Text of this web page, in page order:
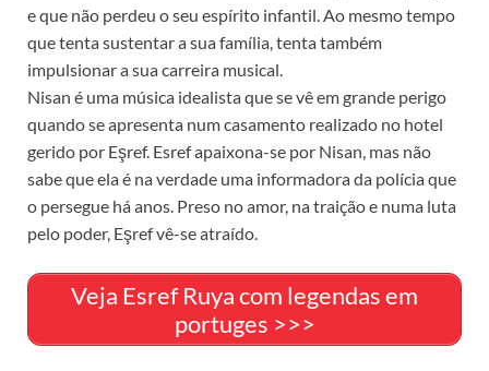
e que não perdeu o seu espírito infantil. Ao mesmo tempo
que tenta sustentar a sua família, tenta também
impulsionar a sua carreira musical.
Nisan é uma música idealista que se vê em grande perigo
quando se apresenta num casamento realizado no hotel
gerido por Eşref. Esref apaixona-se por Nisan, mas não
sabe que ela é na verdade uma informadora da polícia que
o persegue há anos. Preso no amor, na traição e numa luta
pelo poder, Eşref vê-se atraído.
Veja Esref Ruya com legendas em
portuges >>>